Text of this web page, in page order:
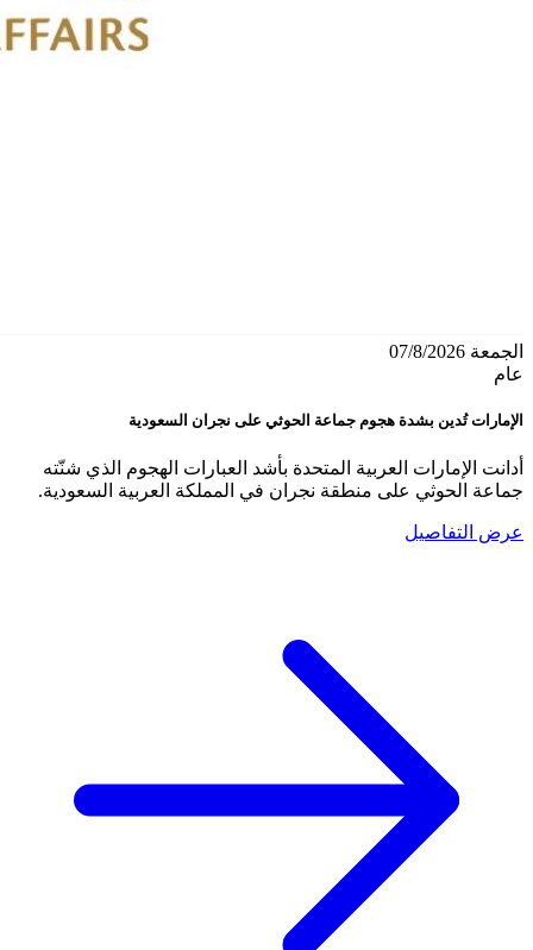
الجمعة 07/8/2026
عام
الإمارات تُدين بشدة هجوم جماعة الحوثي على نجران السعودية
أدانت الإمارات العربية المتحدة بأشد العبارات الهجوم الذي شنّته
جماعة الحوثي على منطقة نجران في المملكة العربية السعودية.
عرض التفاصيل